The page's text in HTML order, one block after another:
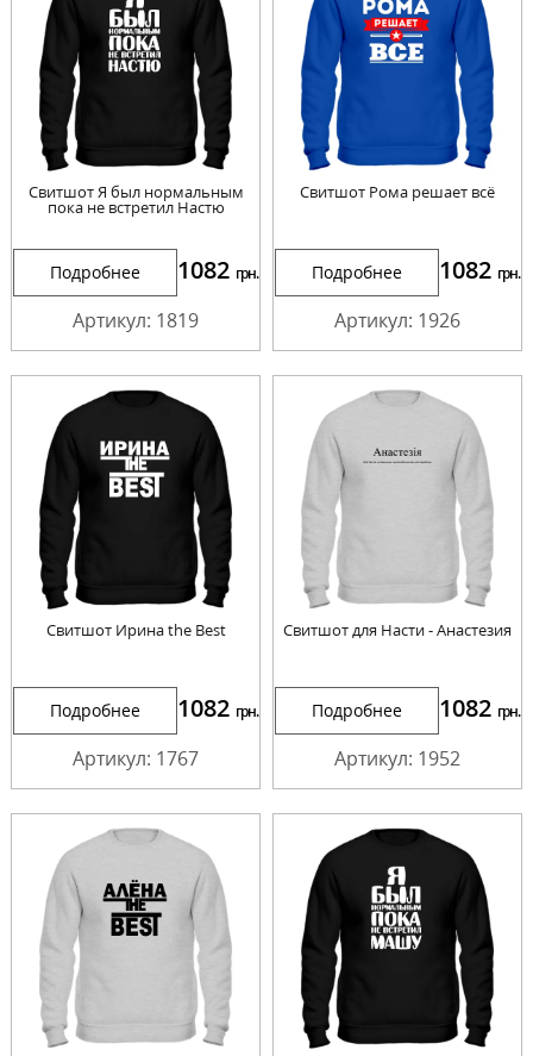
Свитшот Я был нормальным
пока не встретил Настю
Подробнее 1082 грн.
Артикул: 1819
Свитшот Рома решает всё
Подробнее 1082 грн.
Артикул: 1926
Свитшот Ирина the Best
Подробнее 1082 грн.
Артикул: 1767
Свитшот для Насти - Анастезия
Подробнее 1082 грн.
Артикул: 1952